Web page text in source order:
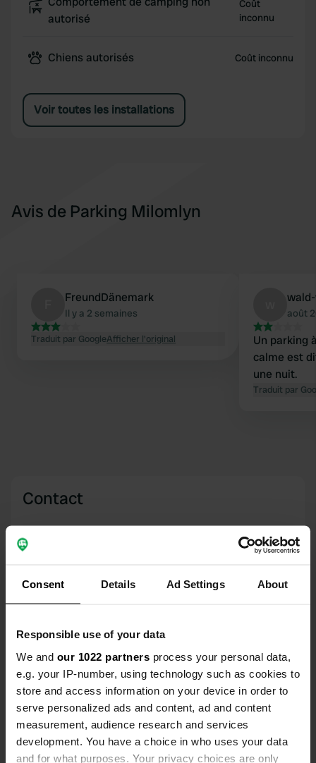
Consent Details Ad Settings About
Responsible use of your data
We and our 1022 partners process your personal data,
e.g. your IP-number, using technology such as cookies to
store and access information on your device in order to
serve personalized ads and content, ad and content
measurement, audience research and services
development. You have a choice in who uses your data
and for what purposes. Your privacy choices are only
autorisé
Coût
inconnu
Chiens autorisés Coût inconnu
Voir toutes les installations
Avis de Parking Milomlyn
FreundDänemark
Il y a 2 semaines
Traduit par GoogleAfficher l'original
août
Un parking
calme est
une nuit.
Traduit par
Contact
Copie
53.76301101 19.82111114
Copie
Code du site
98188 Copie
Passer àPRO+
pour toutes les coordonnées